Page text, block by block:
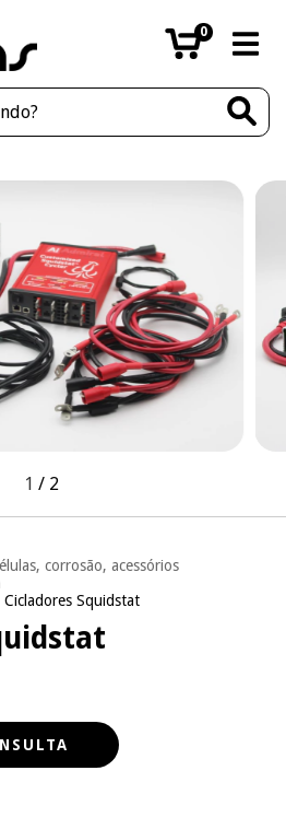
0
1 / 2
corrosão, acessórios
Cicladores Squidstat